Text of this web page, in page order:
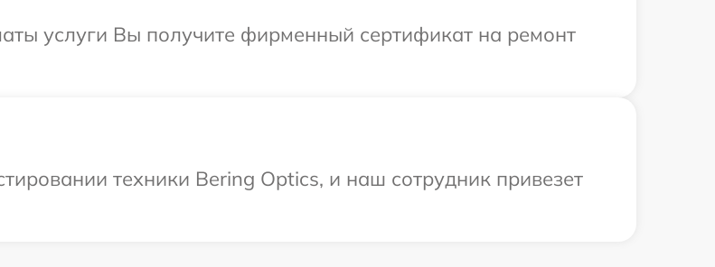
услуги Вы получите фирменный сертификат на ремонт
техники Bering Optics, и наш сотрудник привезет